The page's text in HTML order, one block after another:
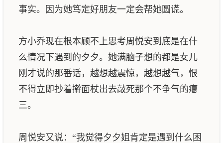
事实。因为她笃定好朋友一定会帮她圆谎。
方小乔现在根本顾不上思考周悦安到底是在什
么情况下遇到的夕夕。她满脑子想的都是女儿
刚才说的那番话，越想越震惊，越想越气，恨
不得立即抄着擀面杖出去敲死那个不争气的瘪
三。
周悦安又说：“我觉得夕夕姐肯定是遇到什么困